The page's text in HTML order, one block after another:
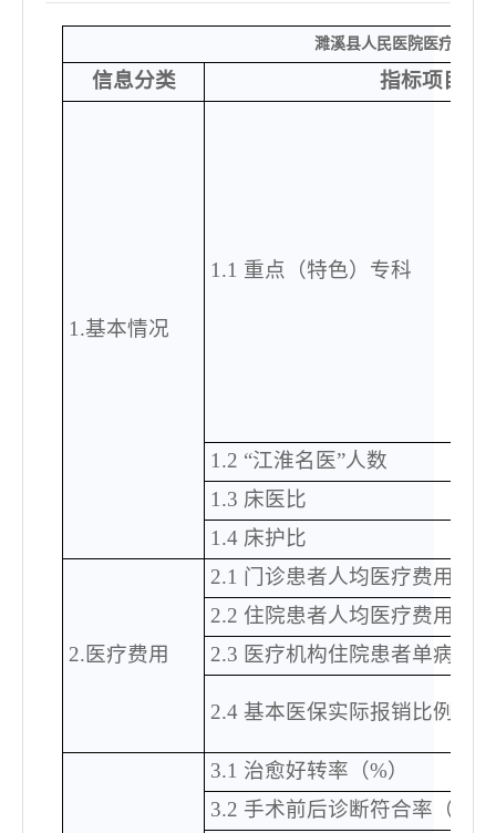
濉溪县人民医院医疗服务
信息分类 指标项目
1.基本情况
1.1 重点（特色）专科
1.2 “江淮名医”人数
1.3 床医比
1.4 床护比
2.医疗费用
2.1 门诊患者人均医疗费用（
2.2 住院患者人均医疗费用（
2.3 医疗机构住院患者单病种
2.4 基本医保实际报销比例（
3.1 治愈好转率（%）
3.2 手术前后诊断符合率（%）